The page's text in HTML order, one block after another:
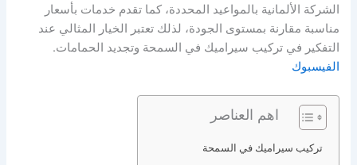
الشركة الألمانية بالمواعيد المحددة، كما تقدم خدمات بأسعار
مناسبة مقارنة بمستوى الجودة، لذلك تعتبر الخيار المثالي عند
التفكير في تركيب سيراميك في السمحة وتجديد الحمامات.
الفيسبوك
اهم العناصر
تركيب سيراميك في السمحة